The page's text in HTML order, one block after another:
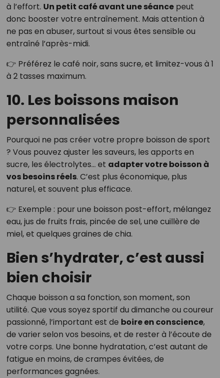
à l’effort. Un petit café avant une séancepeut
donc booster votre entraînement. Mais attention à
ne pas en abuser, surtout si vous êtes sensible ou
entraîné l’après-midi.
👉 Préférez le café noir, sans sucre, et limitez-vous à 1
à 2 tasses maximum.
10. Les boissons maison
personnalisées
Pourquoi ne pas créer votre propre boisson de sport
? Vous pouvez ajuster les saveurs, les apports en
sucre, les électrolytes… et adapter votre boisson à
vos besoins réels. C’est plus économique, plus
naturel, et souvent plus efficace.
👉 Exemple : pour une boisson post-effort, mélangez
eau, jus de fruits frais, pincée de sel, une cuillère de
miel, et quelques graines de chia.
Bien s’hydrater, c’est aussi
bien choisir
Chaque boisson a sa fonction, son moment, son
utilité. Que vous soyez sportif du dimanche ou coureur
passionné, l’important est de boire en conscience,
de varier selon vos besoins, et de rester à l’écoute de
votre corps. Une bonne hydratation, c’est autant de
fatigue en moins, de crampes évitées, de
performances gagnées.